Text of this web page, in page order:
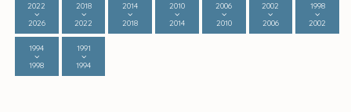
2022
2026
2018
2022
2014
2018
2010
2014
2006
2010
2002
2006
1998
2002
1994
1998
1991
1994